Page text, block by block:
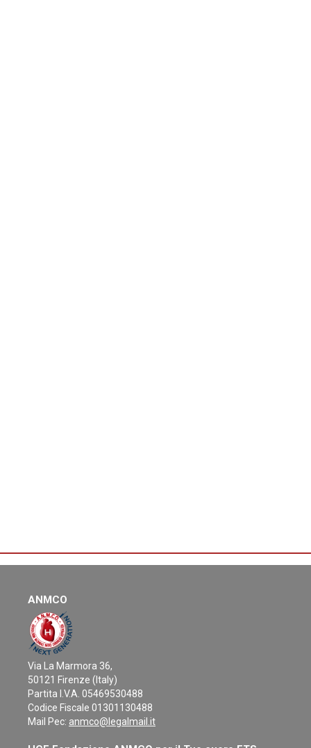
ANMCO
Via La Marmora 36,
50121 Firenze (Italy)
Partita I.V.A. 05469530488
Codice Fiscale 01301130488
Mail Pec: anmco@legalmail.it